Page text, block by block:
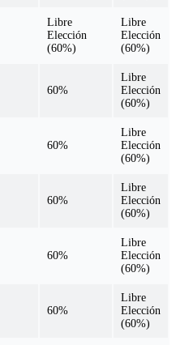
Libre
Elección
(60%)
Libre
Elección
(60%)
60%
Libre
Elección
(60%)
60%
Libre
Elección
(60%)
60%
Libre
Elección
(60%)
60%
Libre
Elección
(60%)
60%
Libre
Elección
(60%)